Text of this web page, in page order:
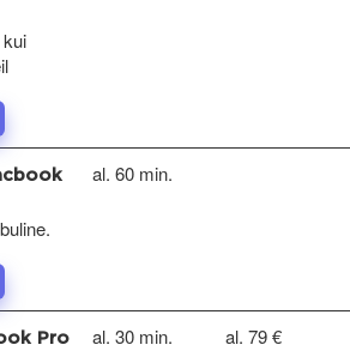
al. 60 min.
Pro
al. 30 min. al. 79 €